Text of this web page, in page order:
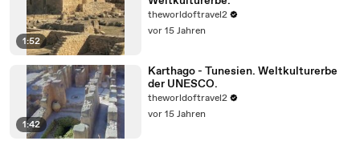
1:52
theworldoftravel2
vor 15 Jahren
1:42
Karthago - Tunesien. Weltkulturerbe
der UNESCO.
theworldoftravel2
vor 15 Jahren